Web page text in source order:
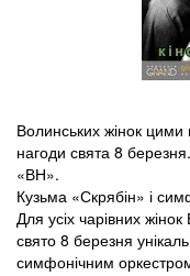
Волинських жінок цими
нагоди свята 8
«ВН».
Кузьма «Скрябін» і
Для усіх чарівних
свято 8 березня
симфонічним оркестром